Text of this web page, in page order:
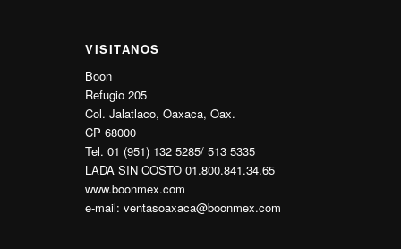
VISITANOS
Boon
Refugio 205
Col. Jalatlaco, Oaxaca, Oax.
CP 68000
Tel. 01 (951) 132 5285/ 513 5335
LADA SIN COSTO 01.800.841.34.65
www.boonmex.com
e-mail: ventasoaxaca@boonmex.com